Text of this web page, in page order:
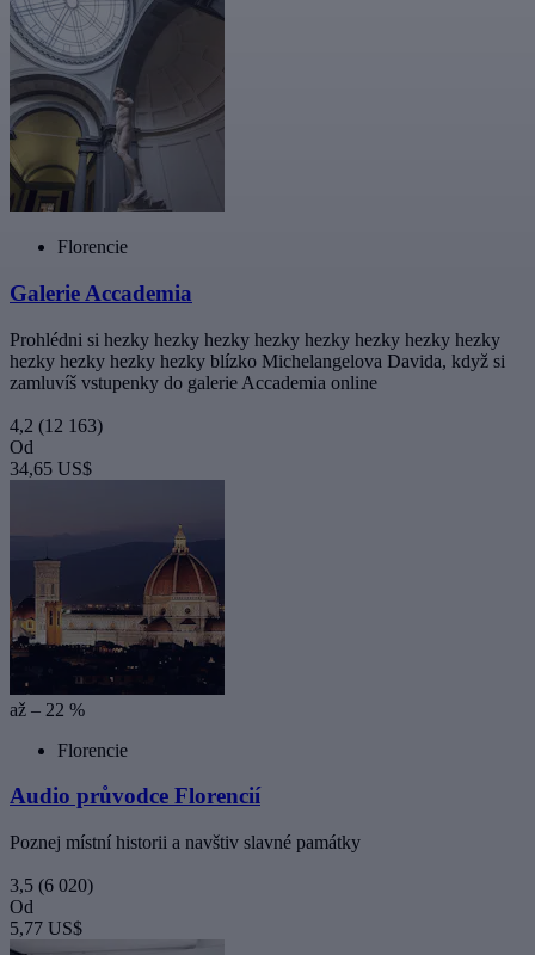
Florencie
Galerie Accademia
Prohlédni si hezky hezky hezky hezky hezky hezky hezky hezky
hezky hezky hezky hezky blízko Michelangelova Davida, když si
zamluvíš vstupenky do galerie Accademia online
4,2 (12 163)
Od
34,65 US$
až – 22 %
Florencie
Audio průvodce Florencií
Poznej místní historii a navštiv slavné památky
3,5 (6 020)
Od
5,77 US$